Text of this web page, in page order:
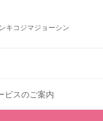
キコジマジョーシン
ビスのご案内